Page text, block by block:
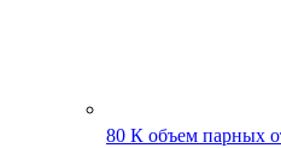
80 К объем парных